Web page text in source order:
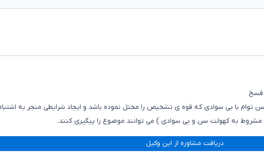
فسخ
توام با بی سوادی که قوه ی تشخیص را مختل نموده باشد و ایجاد شرایطی منجر به
مشروط به کهولت سن و بی سوادی ) می توانند موضوع را پیگیری کنند.
دریافت مشاوره از این وکیل